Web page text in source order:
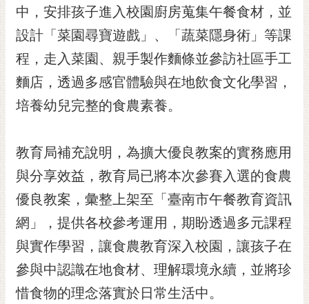
中，安排孩子進入校園廚房蒐集午餐食材，並
設計「菜園尋寶遊戲」、「蔬菜隱身術」等課
程，走入菜園、親手製作麵條並參訪社區手工
麵店，透過多感官體驗與在地飲食文化學習，
培養幼兒完整的食農素養。
教育局補充說明，為擴大優良教案的實務應用
與分享效益，教育局已將本次參賽入選的食農
優良教案，彙整上架至「臺南市午餐教育資訊
網」，提供各校參考運用，期盼透過多元課程
與實作學習，讓食農教育深入校園，讓孩子在
參與中認識在地食材、理解環境永續，並將珍
惜食物的理念落實於日常生活中。